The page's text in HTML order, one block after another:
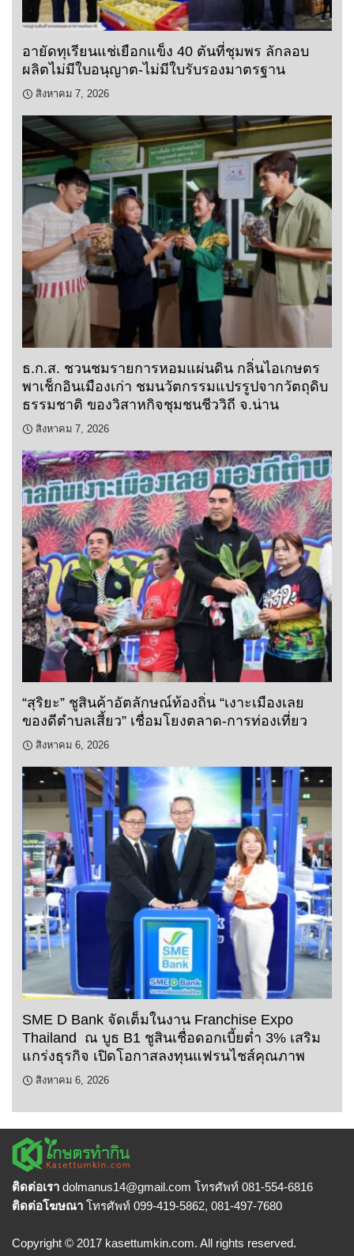
อายัดทุเรียนแช่เยือกแข็ง 40 ตันที่ชุมพร ลักลอบ
ผลิตไม่มีใบอนุญาต-ไม่มีใบรับรองมาตรฐาน
สิงหาคม 7, 2026
ธ.ก.ส. ชวนชมรายการหอมแผ่นดิน กลิ่นไอเกษตร
พาเช็กอินเมืองเก่า ชมนวัตกรรมแปรรูปจากวัตถุดิบ
ธรรมชาติ ของวิสาหกิจชุมชนชีววิถี จ.น่าน
สิงหาคม 7, 2026
“สุริยะ” ชูสินค้าอัตลักษณ์ท้องถิ่น “เงาะเมืองเลย
ของดีตำบลเสี้ยว” เชื่อมโยงตลาด-การท่องเที่ยว
สิงหาคม 6, 2026
SME D Bank จัดเต็มในงาน Franchise Expo
Thailand ณ บูธ B1 ชูสินเชื่อดอกเบี้ยต่ำ 3% เสริม
แกร่งธุรกิจ เปิดโอกาสลงทุนแฟรนไชส์คุณภาพ
สิงหาคม 6, 2026
ติดต่อเรา dolmanus14@gmail.com โทรศัพท์ 081-554-6816
ติดต่อโฆษณา โทรศัพท์ 099-419-5862, 081-497-7680
Copyright © 2017 kasettumkin.com. All rights reserved.